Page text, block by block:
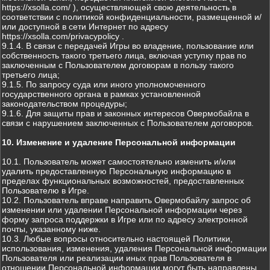
https://xsolla.com/ ), осуществляющей свою деятельность в
соответствии с политикой конфиденциальности, размещенной и/
или доступной в сети Интернет по адресу
https://xsolla.com/privacypolicy .
9.1.4. В связи с передачей Игры во владение, пользование или
собственность такого третьего лица, включая уступку прав по
заключенным с Пользователем договорам в пользу такого
третьего лица;
9.1.5. По запросу суда или иного уполномоченного
государственного органа в рамках установленной
законодательством процедуры;
9.1.6. Для защиты прав и законных интересов Овермобайла в
связи с нарушением заключенных с Пользователем договоров.
10. Изменение и удаление Персональной информации
10.1. Пользователь может самостоятельно изменить и/или
удалить предоставленную Персональную информацию в
пределах функциональных возможностей, предоставленных
Пользователю в Игре.
10.2. Пользователь вправе направить Овермобайлу запрос об
изменении или удалении Персональной информации через
форму запроса поддержки в Игре или по адресу электронной
почты, указанному ниже.
10.3. Любые вопросы относительно настоящей Политики,
использования, изменения, удаления Персональной информации
Пользователя или реализации иных прав Пользователя в
отношении Персональной информации могут быть направлены